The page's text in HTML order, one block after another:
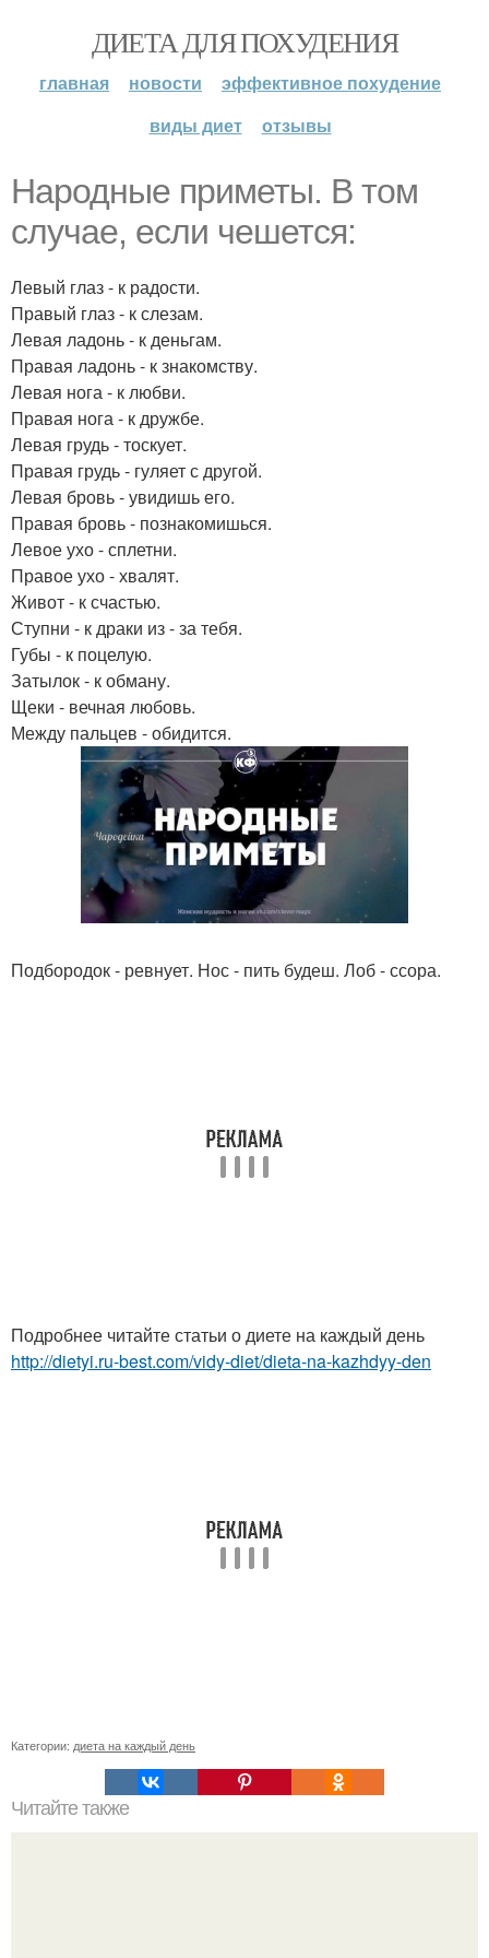
ДИЕТА ДЛЯ ПОХУДЕНИЯ
главная новости
эффективное похудение
виды диет
отзывы
Народные приметы. В том
случае, если чешется:
Левый глаз - к радости.
Правый глаз - к слезам.
Левая ладонь - к деньгам.
Правая ладонь - к знакомству.
Левая нога - к любви.
Правая нога - к дружбе.
Левая грудь - тоскует.
Правая грудь - гуляет с другой.
Левая бровь - увидишь его.
Правая бровь - познакомишься.
Левое ухо - сплетни.
Правое ухо - хвалят.
Живот - к счастью.
Ступни - к драки из - за тебя.
Губы - к поцелую.
Затылок - к обману.
Щеки - вечная любовь.
Между пальцев - обидится.
Подбородок - ревнует. Нос - пить будеш. Лоб - ссора.
Подробнее читайте статьи о диете на каждый день
http://dietyi.ru-best.com/vidy-diet/dieta-na-kazhdyy-den
Категории: диета на каждый день
Читайте также